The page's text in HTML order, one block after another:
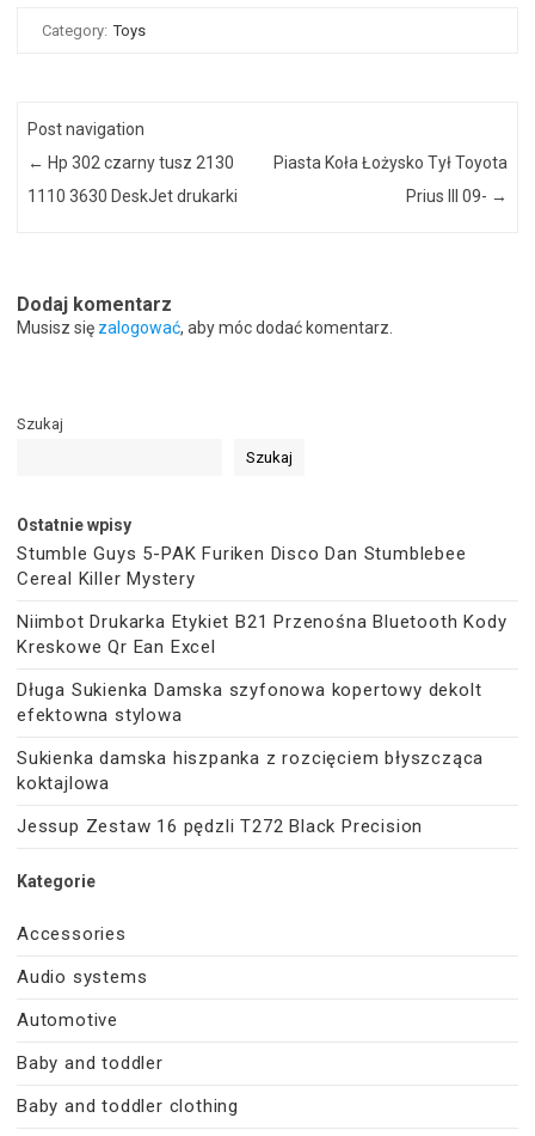
Category: Toys
Post navigation
← Hp 302 czarny tusz 2130
1110 3630 DeskJet drukarki
Piasta Koła Łożysko Tył Toyota
Prius III 09- →
Dodaj komentarz
Musisz się zalogować, aby móc dodać komentarz.
Szukaj
Szukaj
Ostatnie wpisy
Stumble Guys 5-PAK Furiken Disco Dan Stumblebee
Cereal Killer Mystery
Niimbot Drukarka Etykiet B21 Przenośna Bluetooth Kody
Kreskowe Qr Ean Excel
Długa Sukienka Damska szyfonowa kopertowy dekolt
efektowna stylowa
Sukienka damska hiszpanka z rozcięciem błyszcząca
koktajlowa
Jessup Zestaw 16 pędzli T272 Black Precision
Kategorie
Accessories
Audio systems
Automotive
Baby and toddler
Baby and toddler clothing